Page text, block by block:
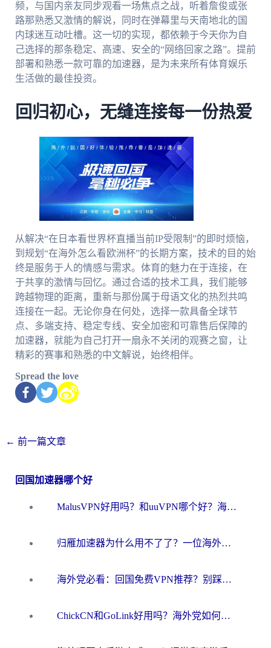
频，与国内亲友同步观看一场焦点之战，听着詹俊或张
路那熟悉又激情的解说，同时在弹幕里与天南地北的国
内球迷互动吐槽。这一切的实现，都依赖于今天你为自
己选择的那条稳定、高速、安全的“网络回家之路”。提前
部署和熟悉一款可靠的加速器，是为未来所有体育娱乐
生活做的最佳投资。
回归初心，无缝连接每一份热爱
从解决“在日本看世界杯直播当前IP受限制”的即时烦恼，
到规划“在海外怎么看欧洲杯”的长期方案，技术的目的始
终是服务于人的情感与需求。体育的魅力在于连接，在
于共享的激情与回忆。通过合适的技术工具，我们能够
跨越物理的距离，重新与那份属于母语文化的热烈共鸣
连接在一起。无论你身在何处，选择一款具备全球节
点、多端支持、稳定专线、安全加密和可靠售后保障的
加速器，就能为自己打开一扇永不关闭的观赛之窗，让
精彩的赛事和熟悉的中文解说，始终相伴。
Spread the love
← 前一篇文章
回国加速器哪个好
MalusVPN好用吗？和uuVPN哪个好？海外党无缝访问国内资源的真实对比与选择指南
归雁加速器为什么用不了了？一位海外游子的真实困惑与技术解答
海外党必看：回国免费VPN推荐？别踩坑！教你选对加速器无缝刷国内资源
ChickCN和GoLink好用吗？海外党如何选对回国加速器